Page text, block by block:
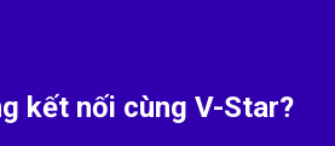
kết nối cùng V-Star?